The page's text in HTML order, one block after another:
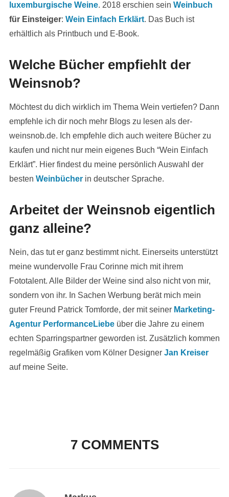
luxemburgische Weine. 2018 erschien sein Weinbuch
für Einsteiger: Wein Einfach Erklärt. Das Buch ist
erhältlich als Printbuch und E-Book.
Welche Bücher empfiehlt der
Weinsnob?
Möchtest du dich wirklich im Thema Wein vertiefen? Dann
empfehle ich dir noch mehr Blogs zu lesen als der-
weinsnob.de. Ich empfehle dich auch weitere Bücher zu
kaufen und nicht nur mein eigenes Buch “Wein Einfach
Erklärt”. Hier findest du meine persönlich Auswahl der
besten Weinbücherin deutscher Sprache.
Arbeitet der Weinsnob eigentlich
ganz alleine?
Nein, das tut er ganz bestimmt nicht. Einerseits unterstützt
meine wundervolle Frau Corinne mich mit ihrem
Fototalent. Alle Bilder der Weine sind also nicht von mir,
sondern von ihr. In Sachen Werbung berät mich mein
guter Freund Patrick Tomforde, der mit seiner Marketing-
Agentur PerformanceLiebeüber die Jahre zu einem
echten Sparringspartner geworden ist. Zusätzlich kommen
regelmäßig Grafiken vom Kölner Designer Jan Kreiser
auf meine Seite.
7 COMMENTS